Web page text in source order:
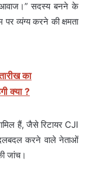
आवाज।” सदस्य बनने के
व्यंग्य करने की क्षमता
का
क्या ?
हैं, जैसे रिटायर CJI
करने वाले नेताओं
जांच।